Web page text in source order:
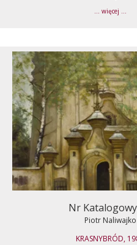
... więcej ...
Nr
Piotr Naliwajko
KRASNYBRÓD,